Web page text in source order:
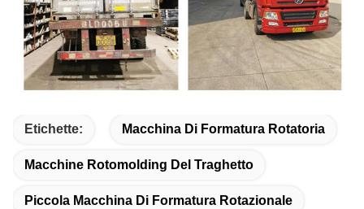
Etichette: Macchina Di Formatura Rotatoria
Macchine Rotomolding Del Traghetto
Piccola Macchina Di Formatura Rotazionale